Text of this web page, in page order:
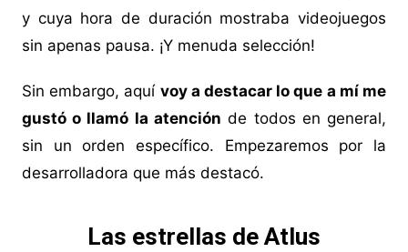
y cuya hora de duración mostraba videojuegos
sin apenas pausa. ¡Y menuda selección!
Sin embargo, aquí voy a destacar lo que a mí me
gustó o llamó la atención de todos en general,
sin un orden específico. Empezaremos por la
desarrolladora que más destacó.
Las estrellas de Atlus